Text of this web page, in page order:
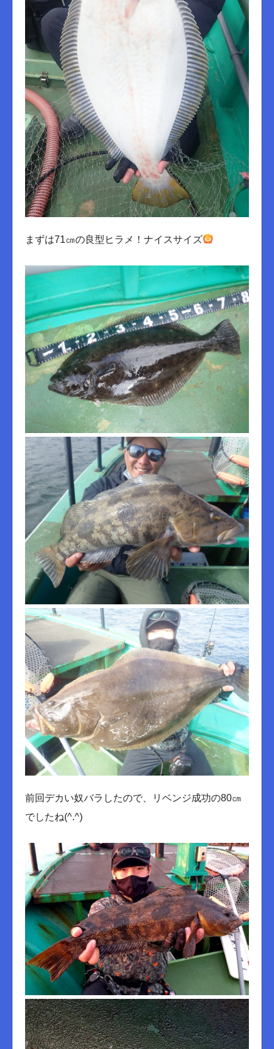
まずは71㎝の良型ヒラメ！ナイスサイズ
前回デカい奴バラしたので、リベンジ成功の80㎝
でしたね(^.^)